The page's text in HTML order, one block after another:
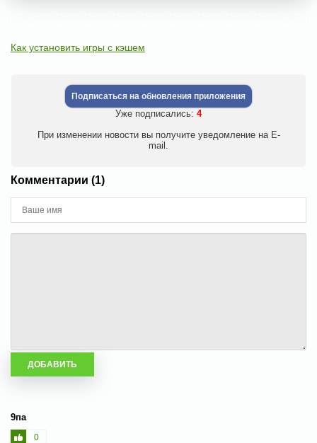
Как установить игры с кэшем
Подписаться на обновления приложения
Уже подписались: 4
При изменении новости вы получите уведомление на E-
mail.
Комментарии (1)
9па
0